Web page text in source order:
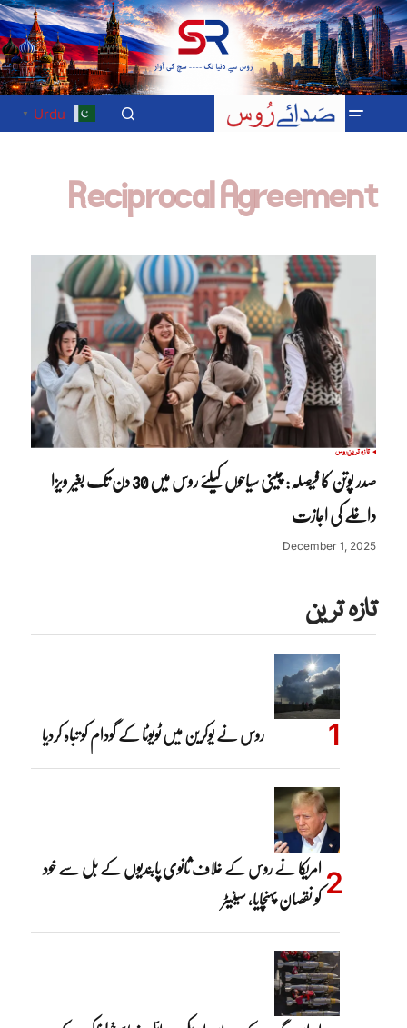
Urdu
▼
Reciprocal Agreement
تازہ ترینروس
صدر پوتن کا فیصلہ: چینی سیاحوں کیلئے روس میں 30 دن تک بغیر ویزا
داخلے کی اجازت
December 1, 2025
تازہ ترین
روس نے یوکرین میں ٹویوٹا کے گودام کو تباہ کردیا
امریکا نے روس کے خلاف ثانوی پابندیوں کے بل سے خود
کو نقصان پہنچایا، سینیٹر